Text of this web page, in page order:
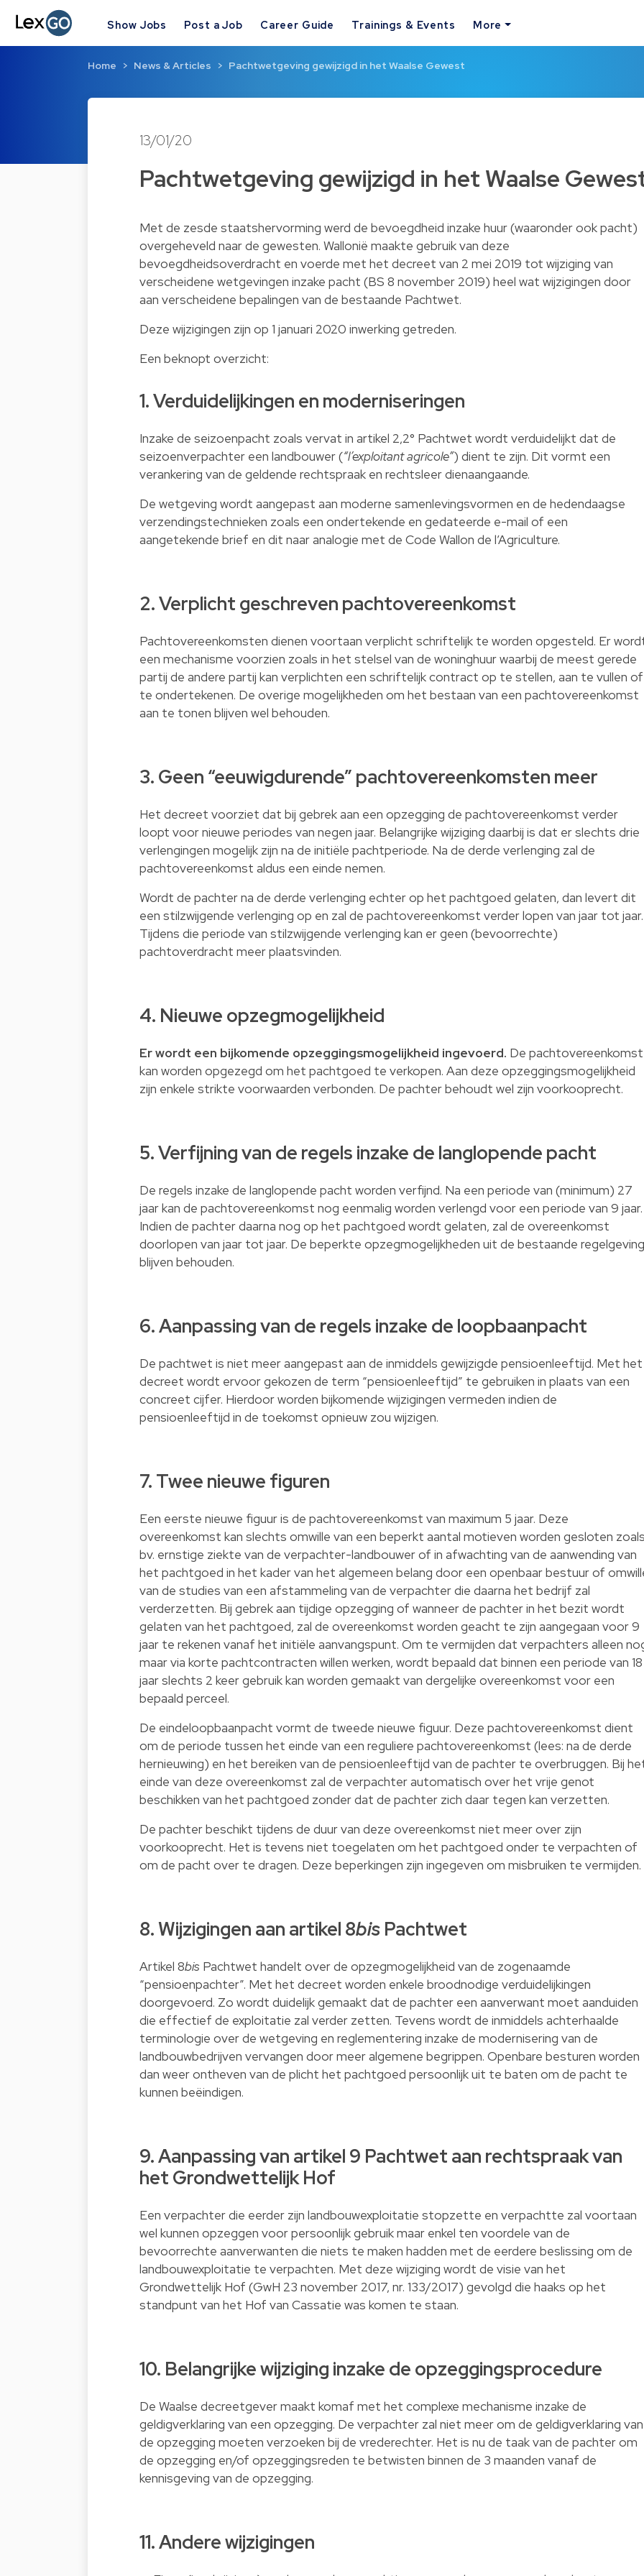
Show Jobs Post a Job Career Guide Trainings & Events More
Home News & Articles Pachtwetgeving gewijzigd in het Waalse Gewest
13/01/20
Pachtwetgeving gewijzigd in het Waalse
Met de zesde staatshervorming werd de bevoegdheid inzake huur (waaronder ook pacht)
overgeheveld naar de gewesten. Wallonië maakte gebruik van deze
bevoegdheidsoverdracht en voerde met het decreet van 2 mei 2019 tot wijziging van
verscheidene wetgevingen inzake pacht (BS 8 november 2019) heel wat wijzigingen door
aan verscheidene bepalingen van de bestaande Pachtwet.
Deze wijzigingen zijn op 1 januari 2020 inwerking getreden.
Een beknopt overzicht:
1. Verduidelijkingen en moderniseringen
Inzake de seizoenpacht zoals vervat in artikel 2,2° Pachtwet wordt verduidelijkt dat de
seizoenverpachter een landbouwer (“l’exploitant agricole”) dient te zijn. Dit vormt een
verankering van de geldende rechtspraak en rechtsleer dienaangaande.
De wetgeving wordt aangepast aan moderne samenlevingsvormen en de hedendaagse
verzendingstechnieken zoals een ondertekende en gedateerde e-mail of een
aangetekende brief en dit naar analogie met de Code Wallon de l’Agriculture.
2. Verplicht geschreven pachtovereenkomst
Pachtovereenkomsten dienen voortaan verplicht schriftelijk te worden opgesteld. Er
een mechanisme voorzien zoals in het stelsel van de woninghuur waarbij de meest gerede
partij de andere partij kan verplichten een schriftelijk contract op te stellen, aan te vullen of
te ondertekenen. De overige mogelijkheden om het bestaan van een pachtovereenkomst
aan te tonen blijven wel behouden.
3. Geen “eeuwigdurende” pachtovereenkomsten meer
Het decreet voorziet dat bij gebrek aan een opzegging de pachtovereenkomst verder
loopt voor nieuwe periodes van negen jaar. Belangrijke wijziging daarbij is dat er slechts drie
verlengingen mogelijk zijn na de initiële pachtperiode. Na de derde verlenging zal de
pachtovereenkomst aldus een einde nemen.
Wordt de pachter na de derde verlenging echter op het pachtgoed gelaten, dan levert dit
een stilzwijgende verlenging op en zal de pachtovereenkomst verder lopen van jaar tot jaar.
Tijdens die periode van stilzwijgende verlenging kan er geen (bevoorrechte)
pachtoverdracht meer plaatsvinden.
4. Nieuwe opzegmogelijkheid
Er wordt een bijkomende opzeggingsmogelijkheid ingevoerd. De pachtovereenkomst
kan worden opgezegd om het pachtgoed te verkopen. Aan deze opzeggingsmogelijkheid
zijn enkele strikte voorwaarden verbonden. De pachter behoudt wel zijn voorkooprecht.
5. Verfijning van de regels inzake de langlopende pacht
De regels inzake de langlopende pacht worden verfijnd. Na een periode van (minimum) 27
jaar kan de pachtovereenkomst nog eenmalig worden verlengd voor een periode van 9 jaar.
Indien de pachter daarna nog op het pachtgoed wordt gelaten, zal de overeenkomst
doorlopen van jaar tot jaar. De beperkte opzegmogelijkheden uit de bestaande regelgeving
blijven behouden.
6. Aanpassing van de regels inzake de loopbaanpacht
De pachtwet is niet meer aangepast aan de inmiddels gewijzigde pensioenleeftijd. Met het
decreet wordt ervoor gekozen de term “pensioenleeftijd” te gebruiken in plaats van een
concreet cijfer. Hierdoor worden bijkomende wijzigingen vermeden indien de
pensioenleeftijd in de toekomst opnieuw zou wijzigen.
7. Twee nieuwe figuren
Een eerste nieuwe figuur is de pachtovereenkomst van maximum 5 jaar. Deze
overeenkomst kan slechts omwille van een beperkt aantal motieven worden gesloten
bv. ernstige ziekte van de verpachter-landbouwer of in afwachting van de aanwending van
het pachtgoed in het kader van het algemeen belang door een openbaar bestuur of
van de studies van een afstammeling van de verpachter die daarna het bedrijf zal
verderzetten. Bij gebrek aan tijdige opzegging of wanneer de pachter in het bezit wordt
gelaten van het pachtgoed, zal de overeenkomst worden geacht te zijn aangegaan voor 9
jaar te rekenen vanaf het initiële aanvangspunt. Om te vermijden dat verpachters alleen
maar via korte pachtcontracten willen werken, wordt bepaald dat binnen een periode van 18
jaar slechts 2 keer gebruik kan worden gemaakt van dergelijke overeenkomst voor een
bepaald perceel.
De eindeloopbaanpacht vormt de tweede nieuwe figuur. Deze pachtovereenkomst dient
om de periode tussen het einde van een reguliere pachtovereenkomst (lees: na de derde
hernieuwing) en het bereiken van de pensioenleeftijd van de pachter te overbruggen. Bij
einde van deze overeenkomst zal de verpachter automatisch over het vrije genot
beschikken van het pachtgoed zonder dat de pachter zich daar tegen kan verzetten.
De pachter beschikt tijdens de duur van deze overeenkomst niet meer over zijn
voorkooprecht. Het is tevens niet toegelaten om het pachtgoed onder te verpachten of
om de pacht over te dragen. Deze beperkingen zijn ingegeven om misbruiken te vermijden.
8. Wijzigingen aan artikel 8bis Pachtwet
Artikel 8bis Pachtwet handelt over de opzegmogelijkheid van de zogenaamde
“pensioenpachter”. Met het decreet worden enkele broodnodige verduidelijkingen
doorgevoerd. Zo wordt duidelijk gemaakt dat de pachter een aanverwant moet aanduiden
die effectief de exploitatie zal verder zetten. Tevens wordt de inmiddels achterhaalde
terminologie over de wetgeving en reglementering inzake de modernisering van de
landbouwbedrijven vervangen door meer algemene begrippen. Openbare besturen worden
dan weer ontheven van de plicht het pachtgoed persoonlijk uit te baten om de pacht te
kunnen beëindigen.
9. Aanpassing van artikel 9 Pachtwet aan rechtspraak van
het Grondwettelijk Hof
Een verpachter die eerder zijn landbouwexploitatie stopzette en verpachtte zal voortaan
wel kunnen opzeggen voor persoonlijk gebruik maar enkel ten voordele van de
bevoorrechte aanverwanten die niets te maken hadden met de eerdere beslissing om de
landbouwexploitatie te verpachten. Met deze wijziging wordt de visie van het
Grondwettelijk Hof (GwH 23 november 2017, nr. 133/2017) gevolgd die haaks op het
standpunt van het Hof van Cassatie was komen te staan.
10. Belangrijke wijziging inzake de opzeggingsprocedure
De Waalse decreetgever maakt komaf met het complexe mechanisme inzake de
geldigverklaring van een opzegging. De verpachter zal niet meer om de geldigverklaring van
de opzegging moeten verzoeken bij de vrederechter. Het is nu de taak van de pachter om
de opzegging en/of opzeggingsreden te betwisten binnen de 3 maanden vanaf de
kennisgeving van de opzegging.
11. Andere wijzigingen